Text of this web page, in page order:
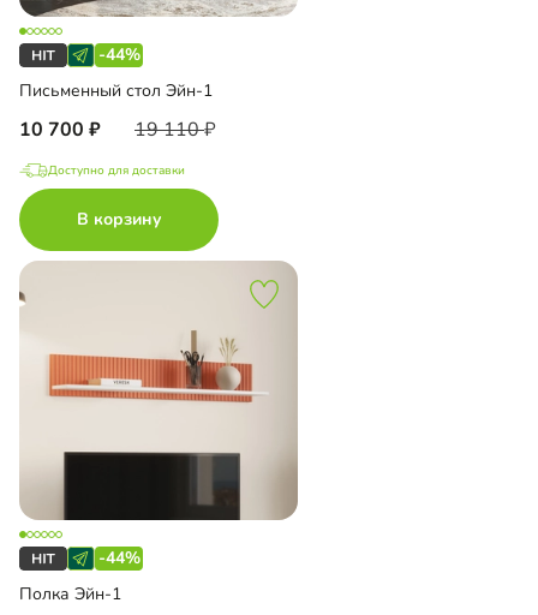
-44%
Письменный стол Эйн-1
10 700 19 110
Доступно для доставки
В корзину
-44%
Полка Эйн-1